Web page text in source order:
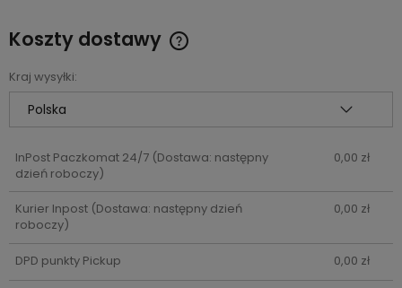
Koszty dostawy
Cena nie zawiera ewentualnych kosztów płatności
Kraj wysyłki:
InPost Paczkomat 24/7(Dostawa: następny
dzień roboczy)
0,00 zł
Kurier Inpost(Dostawa: następny dzień
roboczy)
0,00 zł
DPD punkty Pickup 0,00 zł